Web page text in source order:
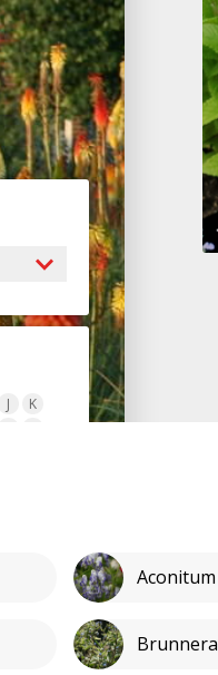
J
K
Aconitum
Brunnera